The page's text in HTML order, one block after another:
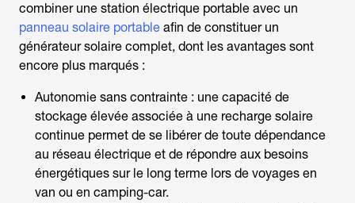
combiner une station électrique portable avec un
panneau solaire portable afin de constituer un
générateur solaire complet, dont les avantages sont
encore plus marqués :
Autonomie sans contrainte : une capacité de
stockage élevée associée à une recharge solaire
continue permet de se libérer de toute dépendance
au réseau électrique et de répondre aux besoins
énergétiques sur le long terme lors de voyages en
van ou en camping-car.